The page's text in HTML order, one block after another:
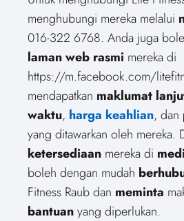
menghubungi mereka melalui
016-322 6768. Anda juga
laman web rasmi mereka di
https://m.facebook.com/
mendapatkan maklumat
waktu, harga keahlian, dan
yang ditawarkan oleh mereka.
ketersediaan mereka di
boleh dengan mudah
Fitness Raub dan meminta
bantuanyang diperlukan.